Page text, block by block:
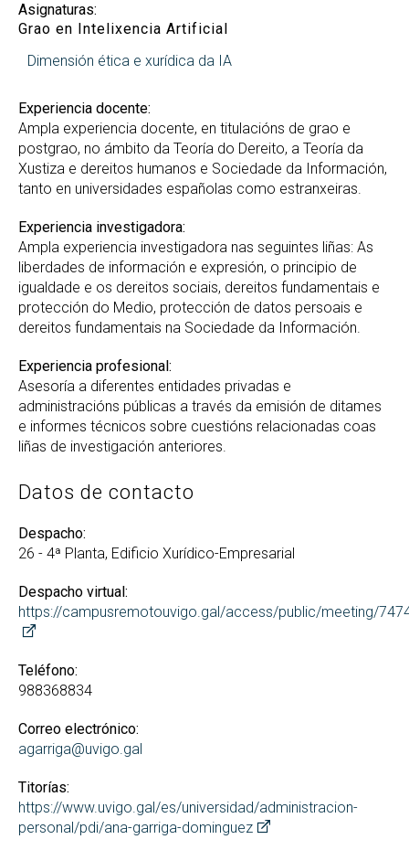
Asignaturas:
Grao en Intelixencia Artificial
Dimensión ética e xurídica da IA
Experiencia docente:
Ampla experiencia docente, en titulacións de grao e
postgrao, no ámbito da Teoría do Dereito, a Teoría da
Xustiza e dereitos humanos e Sociedade da Información,
tanto en universidades españolas como estranxeiras.
Experiencia investigadora:
Ampla experiencia investigadora nas seguintes liñas: As
liberdades de información e expresión, o principio de
igualdade e os dereitos sociais, dereitos fundamentais e
protección do Medio, protección de datos persoais e
dereitos fundamentais na Sociedade da Información.
Experiencia profesional:
Asesoría a diferentes entidades privadas e
administracións públicas a través da emisión de ditames
e informes técnicos sobre cuestións relacionadas coas
liñas de investigación anteriores.
Datos de contacto
Despacho:
26 - 4ª Planta, Edificio Xurídico-Empresarial
Despacho virtual:
https://campusremotouvigo.gal/access/public/meeting/
Teléfono:
988368834
Correo electrónico:
agarriga@uvigo.gal
Titorías:
https://www.uvigo.gal/es/universidad/administracion-
personal/pdi/ana-garriga-dominguez